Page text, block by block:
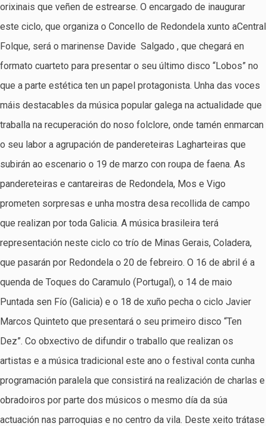
orixinais que veñen de estrearse. O encargado de inaugurar
este ciclo, que organiza o Concello de Redondela xunto aCentral
Folque, será o marinense Davide Salgado , que chegará en
formato cuarteto para presentar o seu último disco “Lobos” no
que a parte estética ten un papel protagonista. Unha das voces
máis destacables da música popular galega na actualidade que
traballa na recuperación do noso folclore, onde tamén enmarcan
o seu labor a agrupación de pandereteiras Lagharteiras que
subirán ao escenario o 19 de marzo con roupa de faena. As
pandereteiras e cantareiras de Redondela, Mos e Vigo
prometen sorpresas e unha mostra desa recollida de campo
que realizan por toda Galicia. A música brasileira terá
representación neste ciclo co trío de Minas Gerais, Coladera,
que pasarán por Redondela o 20 de febreiro. O 16 de abril é a
quenda de Toques do Caramulo (Portugal), o 14 de maio
Puntada sen Fío (Galicia) e o 18 de xuño pecha o ciclo Javier
Marcos Quinteto que presentará o seu primeiro disco “Ten
Dez”. Co obxectivo de difundir o traballo que realizan os
artistas e a música tradicional este ano o festival conta cunha
programación paralela que consistirá na realización de charlas e
obradoiros por parte dos músicos o mesmo día da súa
actuación nas parroquias e no centro da vila. Deste xeito trátase